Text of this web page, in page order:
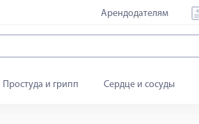
Арендодателям
Простуда и грипп Сердце и сосуды